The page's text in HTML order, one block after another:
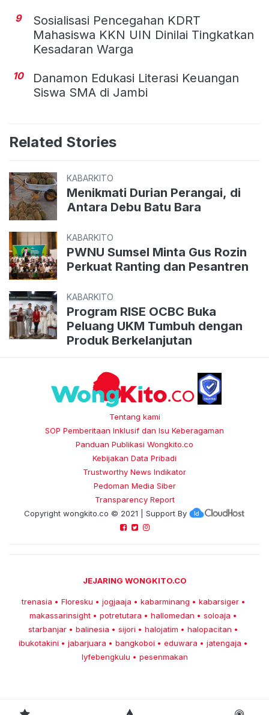
9
Sosialisasi Pencegahan KDRT
Mahasiswa KKN UIN Dinilai Tingkatkan
Kesadaran Warga
10
Danamon Edukasi Literasi Keuangan
Siswa SMA di Jambi
Related Stories
KABARKITO
Menikmati Durian Perangai, di
Antara Debu Batu Bara
KABARKITO
PWNU Sumsel Minta Gus Rozin
Perkuat Ranting dan Pesantren
KABARKITO
Program RISE OCBC Buka
Peluang UKM Tumbuh dengan
Produk Berkelanjutan
Tentang kami
SOP Pemberitaan Inklusif dan Isu Keberagaman
Panduan Publikasi Wongkito.co
Kebijakan Data Pribadi
Trustworthy News Indikator
Pedoman Media Siber
Transparency Report
Copyright wongkito.co © 2021 | Support By
JEJARING WONGKITO.CO
trenasia • Floresku • jogjaaja • kabarminang • kabarsiger •
makassarinsight • potretutara • hallomedan • soloaja •
starbanjar • balinesia • sijori • halojatim • halopacitan •
ibukotakini • jabarjuara • bangkoboi • eduwara • jatengaja •
lyfebengkulu • pesenmakan